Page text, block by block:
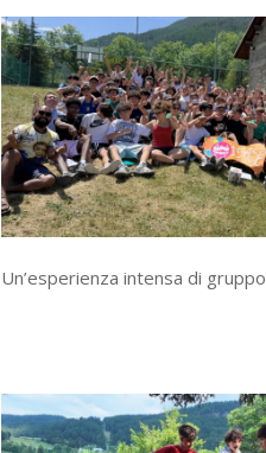
Un’esperienza intensa di